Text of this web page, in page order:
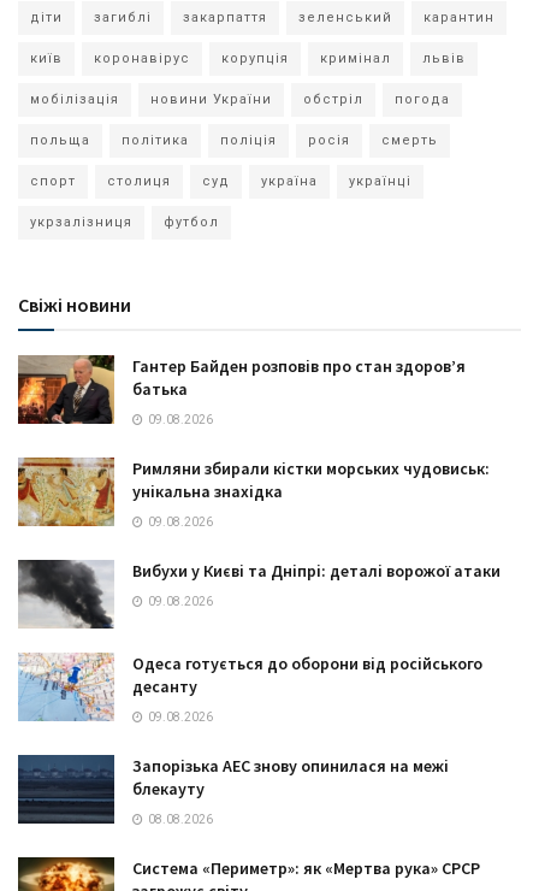
діти загиблі закарпаття зеленський карантин
київ коронавірус корупція кримінал львів
мобілізація новини України обстріл погода
польща політика поліція росія смерть
спорт столиця суд україна українці
укрзалізниця футбол
Свіжі новини
Гантер Байден розповів про стан здоров’я
батька
09.08.2026
Римляни збирали кістки морських чудовиськ:
унікальна знахідка
09.08.2026
Вибухи у Києві та Дніпрі: деталі ворожої атаки
09.08.2026
Одеса готується до оборони від російського
десанту
09.08.2026
Запорізька АЕС знову опинилася на межі
блекауту
08.08.2026
Система «Периметр»: як «Мертва рука» СРСР